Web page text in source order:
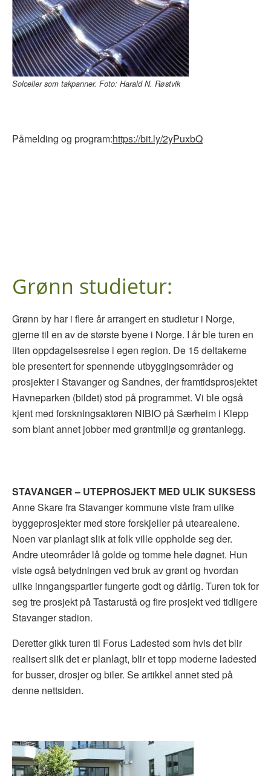
Solceller som takpanner. Foto: Harald N. Røstvik
Påmelding og program:https://bit.ly/2yPuxbQ
Grønn studietur:
Grønn by har i flere år arrangert en studietur i Norge,
gjerne til en av de største byene i Norge. I år ble turen en
liten oppdagelsesreise i egen region. De 15 deltakerne
ble presentert for spennende utbyggingsområder og
prosjekter i Stavanger og Sandnes, der framtidsprosjektet
Havneparken (bildet) stod på programmet. Vi ble også
kjent med forskningsaktøren NIBIO på Særheim i Klepp
som blant annet jobber med grøntmiljø og grøntanlegg.
STAVANGER – UTEPROSJEKT MED ULIK SUKSESS
Anne Skare fra Stavanger kommune viste fram ulike
byggeprosjekter med store forskjeller på utearealene.
Noen var planlagt slik at folk ville oppholde seg der.
Andre uteområder lå golde og tomme hele døgnet. Hun
viste også betydningen ved bruk av grønt og hvordan
ulike inngangspartier fungerte godt og dårlig. Turen tok for
seg tre prosjekt på Tastarustå og fire prosjekt ved tidligere
Stavanger stadion.
Deretter gikk turen til Forus Ladested som hvis det blir
realisert slik det er planlagt, blir et topp moderne ladested
for busser, drosjer og biler. Se artikkel annet sted på
denne nettsiden.